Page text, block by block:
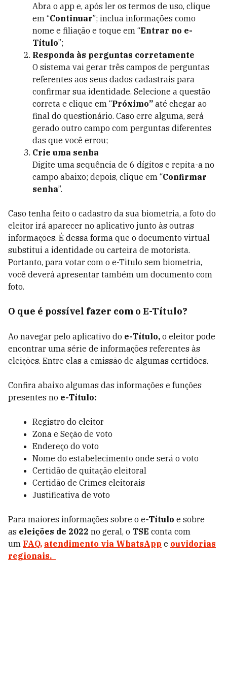
Abra o app e, após ler os termos de uso, clique
em “Continuar”; inclua informações como
nome e filiação e toque em “Entrar no e-
Título”;
Responda às perguntas corretamente
O sistema vai gerar três campos de perguntas
referentes aos seus dados cadastrais para
confirmar sua identidade. Selecione a questão
correta e clique em “Próximo” até chegar ao
final do questionário. Caso erre alguma, será
gerado outro campo com perguntas diferentes
das que você errou;
Crie uma senha
Digite uma sequência de 6 dígitos e repita-a no
campo abaixo; depois, clique em “Confirmar
senha”.
Caso tenha feito o cadastro da sua biometria, a foto do
eleitor irá aparecer no aplicativo junto às outras
informações. É dessa forma que o documento virtual
substitui a identidade ou carteira de motorista.
Portanto, para votar com o e-Titulo sem biometria,
você deverá apresentar também um documento com
foto.
O que é possível fazer com o E-Título?
Ao navegar pelo aplicativo do e-Título, o eleitor pode
encontrar uma série de informações referentes às
eleições. Entre elas a emissão de algumas certidões.
Confira abaixo algumas das informações e funções
presentes no e-Título:
Registro do eleitor
Zona e Seção de voto
Endereço do voto
Nome do estabelecimento onde será o voto
Certidão de quitação eleitoral
Certidão de Crimes eleitorais
Justificativa de voto
Para maiores informações sobre o e-Título e sobre
as eleições de 2022 no geral, o TSE conta com
um FAQ, atendimento via WhatsApp e ouvidorias
regionais.